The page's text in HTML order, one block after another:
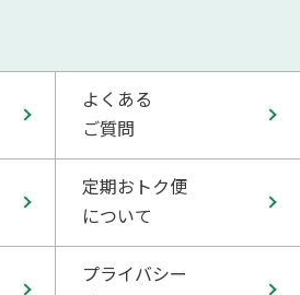
よくある
ご質問
定期おトク便
について
プライバシー